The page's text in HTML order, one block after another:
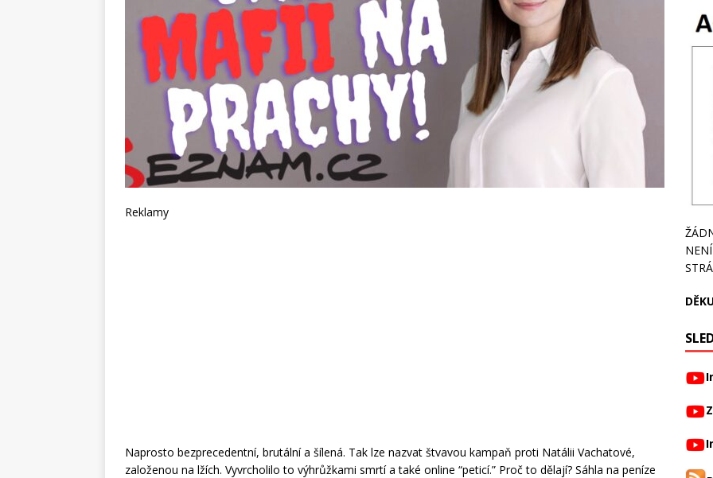
Reklamy
Naprosto bezprecedentní, brutální a šílená. Tak lze nazvat štvavou kampaň proti Natálii Vachatové,
založenou na lžích. Vyvrcholilo to výhrůžkami smrtí a také online “peticí.” Proč to dělají? Sáhla na peníze